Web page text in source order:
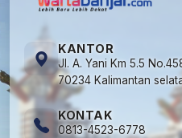
KANTOR
Jl. A. Yani Km 5.5
70234 Kalimantan
KONTAK
0813-4523-6778